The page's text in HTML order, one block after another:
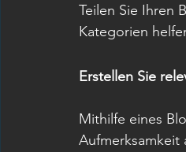
Teilen Sie Ihren
Kategorien
Erstellen Sie
Mithilfe eines
Aufmerksamkeit